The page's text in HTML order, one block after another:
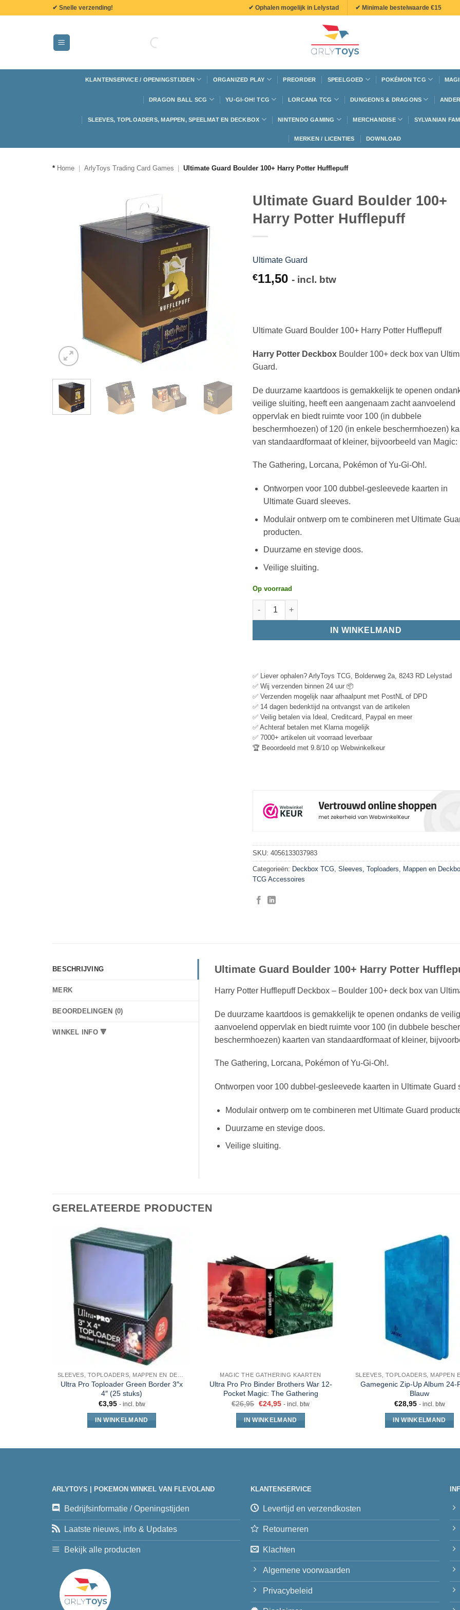
✔ Snelle verzending! ✔ Ophalen mogelijk in Lelystad ✔ Minimale bestelwaarde €15
KLANTENSERVICE / OPENINGSTIJDEN ORGANIZED PLAY PREORDER SPEELGOED POKÉMON TCG
DRAGON BALL SCG YU-GI-OH! TCG LORCANA TCG DUNGEONS & DRAGONS
SLEEVES, TOPLOADERS, MAPPEN, SPEELMAT EN DECKBOX NINTENDO GAMING MERCHANDISE SYLVANIAN
MERKEN / LICENTIES DOWNLOAD
* Home ArlyToys Trading Card Games Ultimate Guard Boulder 100+ Harry Potter Hufflepuff
Ultimate Guard Boulder 100+
Harry Potter Hufflepuff
Ultimate Guard
€11,50 - incl. btw
Ultimate Guard Boulder 100+ Harry Potter Hufflepuff
Harry Potter Deckbox Boulder 100+ deck box van
Guard.
De duurzame kaartdoos is gemakkelijk te openen
veilige sluiting, heeft een aangenaam zacht aanvoelend
oppervlak en biedt ruimte voor 100 (in dubbele
beschermhoezen) of 120 (in enkele beschermhoezen)
van standaardformaat of kleiner, bijvoorbeeld van Magic:
The Gathering, Lorcana, Pokémon of Yu-Gi-Oh!.
Ontworpen voor 100 dubbel-gesleevede kaarten in
Ultimate Guard sleeves.
Modulair ontwerp om te combineren met Ultimate
producten.
Duurzame en stevige doos.
Veilige sluiting.
Op voorraad
IN WINKELMAND
✅ Liever ophalen? ArlyToys TCG, Bolderweg 2a, 8243 RD Lelystad
✅ Wij verzenden binnen 24 uur 📦
✅ Verzenden mogelijk naar afhaalpunt met PostNL of DPD
✅ 14 dagen bedenktijd na ontvangst van de artikelen
✅ Veilig betalen via Ideal, Creditcard, Paypal en meer
✅ Achteraf betalen met Klarna mogelijk
✅ 7000+ artikelen uit voorraad leverbaar
🏆 Beoordeeld met 9.8/10 op Webwinkelkeur
SKU: 4056133037983
Categorieën: Deckbox TCG Sleeves, Toploaders, Mappen en
TCG Accessoires
BESCHRIJVING
MERK
BEOORDELINGEN (0)
WINKEL INFO 🔻
Ultimate Guard Boulder 100+ Harry Potter
Harry Potter Hufflepuff Deckbox – Boulder 100+ deck box van
De duurzame kaartdoos is gemakkelijk te openen ondanks de
aanvoelend oppervlak en biedt ruimte voor 100 (in dubbele
beschermhoezen) kaarten van standaardformaat of kleiner,
The Gathering, Lorcana, Pokémon of Yu-Gi-Oh!.
Ontworpen voor 100 dubbel-gesleevede kaarten in Ultimate Guard
Modulair ontwerp om te combineren met Ultimate Guard
Duurzame en stevige doos.
Veilige sluiting.
GERELATEERDE PRODUCTEN
Ultra Pro Toploader Green Border 3″x
4″ (25 stuks)
€3,95 - incl. btw
IN WINKELMAND
MAGIC THE GATHERING KAARTEN
Ultra Pro Pro Binder Brothers War 12-
Pocket Magic: The Gathering
€26,95 €24,95 - incl. btw
IN WINKELMAND
Gamegenic Zip-Up Album 24-
Blauw
€28,95 - incl. btw
IN WINKELMAND
ARLYTOYS | POKEMON WINKEL VAN FLEVOLAND
Bedrijfsinformatie / Openingstijden
Laatste nieuws, info & Updates
Bekijk alle producten
KLANTENSERVICE
Levertijd en verzendkosten
Retourneren
Klachten
Algemene voorwaarden
Privacybeleid